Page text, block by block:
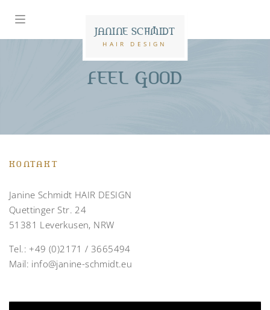
JANINE SCHMIDT
HAIR DESIGN
FEEL GOOD
KONTAKT
Janine Schmidt HAIR DESIGN
Quettinger Str. 24
51381 Leverkusen, NRW
Tel.:+49 (0)2171 / 3665494
Mail: info@janine-schmidt.eu